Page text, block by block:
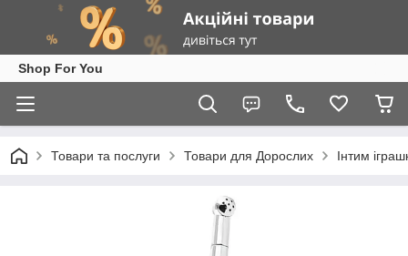
Shop For You
Товари та послуги Товари для Дорослих Інтим